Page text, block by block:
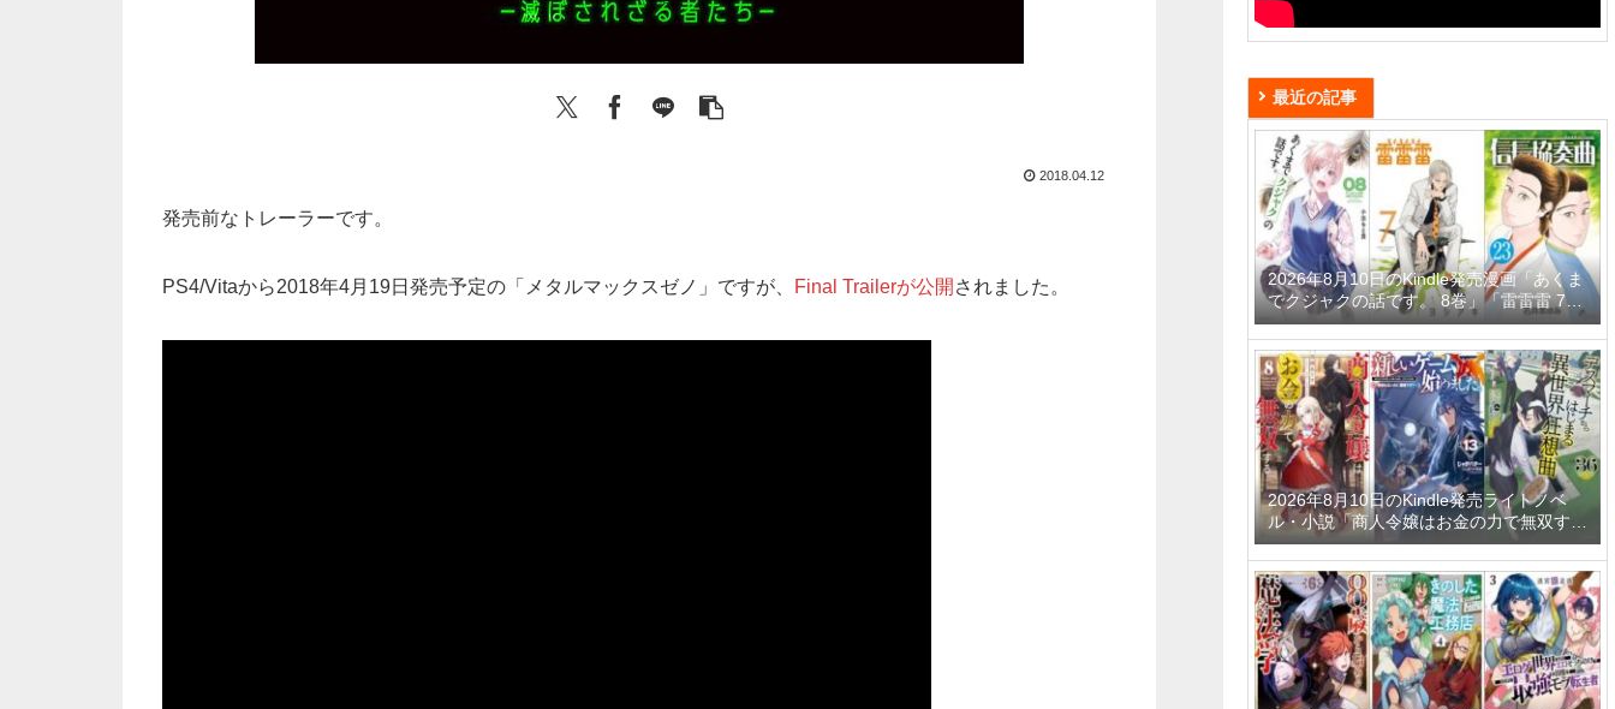
2018.04.12
発売前なトレーラーです。
PS4/Vitaから2018年4月19日発売予定の「メタルマックスゼノ」ですが、 Final Trailerが公開 されました。
最近の記事
2026年8月10日のKindle発売漫画「あくま
でクジャクの話です。 8巻」「雷雷雷 7
巻」「信長協奏曲 23巻」など
2026年8月10日のKindle発売ライトノベ
ル・小説「商人令嬢はお金の力で無双する
8巻」「新しいゲーム始めました。～使命
もないのに最強です？～ 13巻」「デスマ
ーチからはじまる異世界狂想曲 36巻」な
ど